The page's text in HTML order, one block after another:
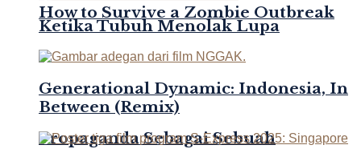
How to Survive a Zombie Outbreak
Propaganda Sebagai Sebuah
Ketika Tubuh Menolak Lupa
Generational Dynamic: Indonesia, In
Between (Remix)